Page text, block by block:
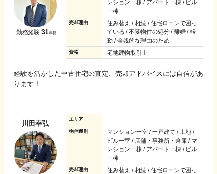
勤務経験 31年目
ンション一棟 / アパート一棟 / ビル
一棟
売却理由
住み替え / 相続 / 住宅ローンで困っ
ている / 不要物件の処分 / 離婚 / 転
勤 / 金銭的な理由のため
資格 宅地建物取引士
経験を活かした中古住宅の査定、売却アドバイスには自信があ
ります！
川田幸弘
エリア -
物件種別
マンション一室 / 一戸建て / 土地 /
ビル一室 / 店舗・事務所・倉庫 / マ
ンション一棟 / アパート一棟 / ビル
一棟
売却理由
住み替え / 相続 / 住宅ローンで困っ